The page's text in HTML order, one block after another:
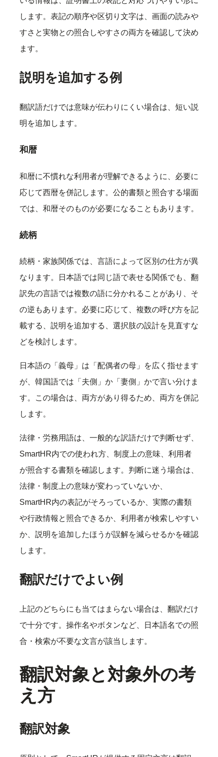
します。表記の順序や区切り文字は、画面の読みや
すさと実物との照合しやすさの両方を確認して決め
ます。
説明を追加する例
翻訳語だけでは意味が伝わりにくい場合は、短い説
明を追加します。
和暦
和暦に不慣れな利用者が理解できるように、必要に
応じて西暦を併記します。公的書類と照合する場面
では、和暦そのものが必要になることもあります。
続柄
続柄・家族関係では、言語によって区別の仕方が異
なります。日本語では同じ語で表せる関係でも、翻
訳先の言語では複数の語に分かれることがあり、そ
の逆もあります。必要に応じて、複数の呼び方を記
載する、説明を追加する、選択肢の設計を見直すな
どを検討します。
日本語の「義母」は「配偶者の母」を広く指せます
が、韓国語では「夫側」か「妻側」かで言い分けま
す。この場合は、両方があり得るため、両方を併記
します。
法律・労務用語は、一般的な訳語だけで判断せず、
SmartHR内での使われ方、制度上の意味、利用者
が照合する書類を確認します。判断に迷う場合は、
法律・制度上の意味が変わっていないか、
SmartHR内の表記がそろっているか、実際の書類
や行政情報と照合できるか、利用者が検索しやすい
か、説明を追加したほうが誤解を減らせるかを確認
します。
翻訳だけでよい例
上記のどちらにも当てはまらない場合は、翻訳だけ
で十分です。操作名やボタンなど、日本語名での照
合・検索が不要な文言が該当します。
翻訳対象と対象外の考
え方
翻訳対象